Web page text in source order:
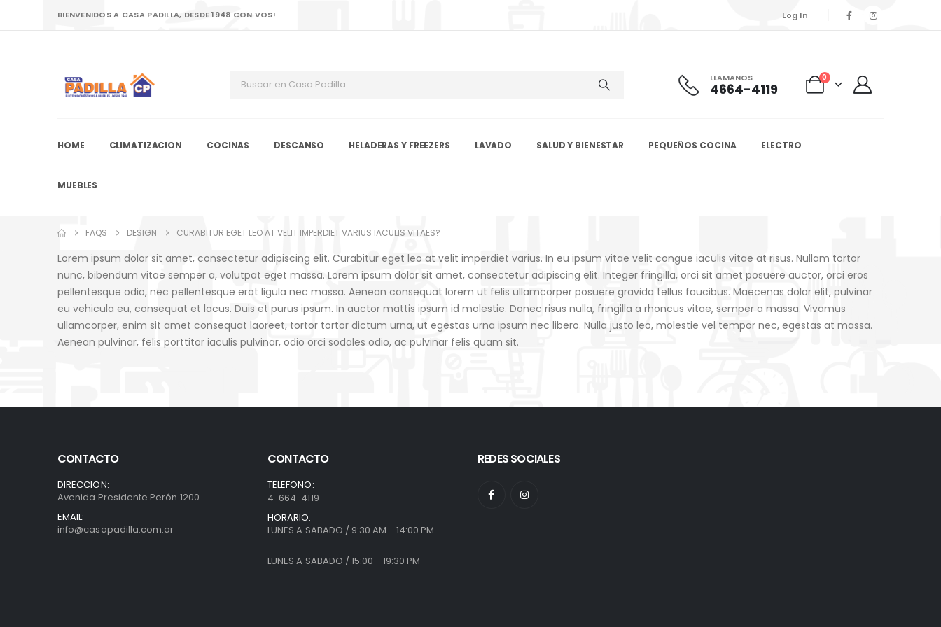
BIENVENIDOS A CASA PADILLA, DESDE 1948 CON VOS! Log In
LLAMANOS
4664-4119
0
HOME CLIMATIZACION COCINAS DESCANSO HELADERAS Y FREEZERS LAVADO SALUD Y BIENESTAR PEQUEÑOS COCINA ELECTRO
MUEBLES
FAQS DESIGN CURABITUR EGET LEO AT VELIT IMPERDIET VARIUS IACULIS VITAES?
Lorem ipsum dolor sit amet, consectetur adipiscing elit. Curabitur eget leo at velit imperdiet varius. In eu ipsum vitae velit congue iaculis vitae at risus. Nullam tortor
nunc, bibendum vitae semper a, volutpat eget massa. Lorem ipsum dolor sit amet, consectetur adipiscing elit. Integer fringilla, orci sit amet posuere auctor, orci eros
pellentesque odio, nec pellentesque erat ligula nec massa. Aenean consequat lorem ut felis ullamcorper posuere gravida tellus faucibus. Maecenas dolor elit, pulvinar
eu vehicula eu, consequat et lacus. Duis et purus ipsum. In auctor mattis ipsum id molestie. Donec risus nulla, fringilla a rhoncus vitae, semper a massa. Vivamus
ullamcorper, enim sit amet consequat laoreet, tortor tortor dictum urna, ut egestas urna ipsum nec libero. Nulla justo leo, molestie vel tempor nec, egestas at massa.
Aenean pulvinar, felis porttitor iaculis pulvinar, odio orci sodales odio, ac pulvinar felis quam sit.
CONTACTO
DIRECCION:
Avenida Presidente Perón 1200.
EMAIL:
info@casapadilla.com.ar
CONTACTO
TELEFONO:
4-664-4119
HORARIO:
LUNES A SABADO / 9:30 AM - 14:00 PM
LUNES A SABADO / 15:00 - 19:30 PM
REDES SOCIALES